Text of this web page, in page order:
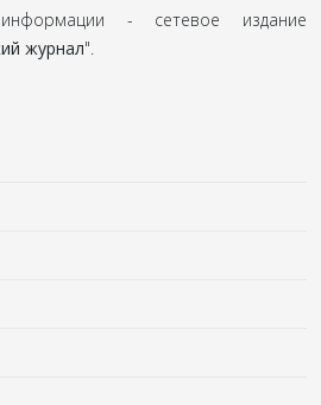
- сетевое издание
журнал".